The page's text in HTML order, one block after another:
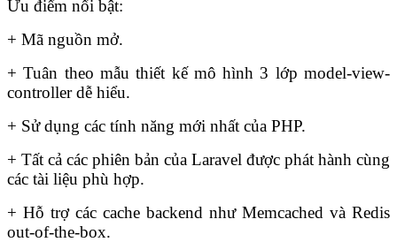
Ưu điểm nổi bật:
+ Mã nguồn mở.
+ Tuân theo mẫu thiết kế mô hình 3 lớp model-view-
controller dễ hiểu.
+ Sử dụng các tính năng mới nhất của PHP.
+ Tất cả các phiên bản của Laravel được phát hành cùng
các tài liệu phù hợp.
+ Hỗ trợ các cache backend như Memcached và Redis
out-of-the-box.